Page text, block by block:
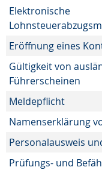
Elektronische
Eröffnung eines
Gültigkeit von
Führerscheinen
Meldepflicht
Namenserklärung
Personalausweis
Prüfungs- und